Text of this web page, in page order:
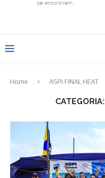
Home ASPI FINAL HEAT
CATEGORIA: